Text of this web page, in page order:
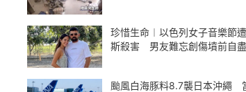
珍惜生命︱以色列女子音樂節
斯殺害 男友難忘創傷墳前自盡
颱風白海豚料8.7襲日本沖繩